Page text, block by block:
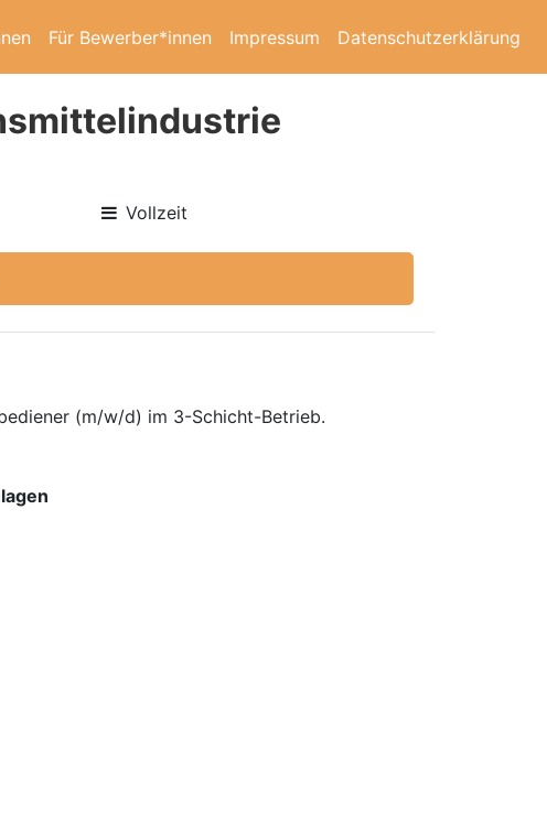
Für Bewerber*innen Impressum Datenschutzerklärung
Vollzeit
(m/w/d) im 3-Schicht-Betrieb.